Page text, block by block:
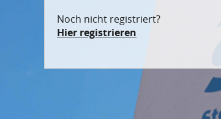
Noch nicht registriert?
Hier registrieren